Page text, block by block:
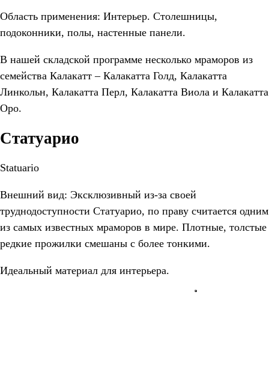
Область применения: Интерьер. Столешницы,
подоконники, полы, настенные панели.
В нашей складской программе несколько мраморов из
семейства Калакатт – Калакатта Голд, Калакатта
Линкольн, Калакатта Перл, Калакатта Виола и Калакатта
Оро.
Статуарио
Statuario
Внешний вид: Эксклюзивный из-за своей
труднодоступности Статуарио, по праву считается одним
из самых известных мраморов в мире. Плотные, толстые
редкие прожилки смешаны с более тонкими.
Идеальный материал для интерьера.